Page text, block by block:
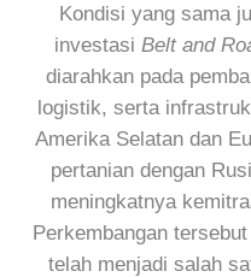
Kondisi yang sama
investasi Belt and
diarahkan pada
logistik, serta
Amerika Selatan dan
pertanian dengan
meningkatnya
Perkembangan
telah menjadi salah